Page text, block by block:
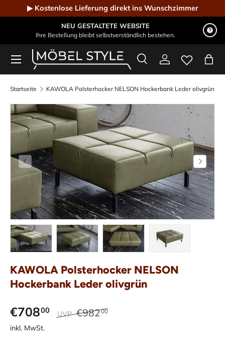
Direkt zum Inhalt
▶ Kostenlose Lieferung direkt ins Wunschzimmer
NEU GESTALTETE WEBSITE
Ihre Bestellung bleibt selbstverständlich bestehen.
Möbel Style - Der Online-Shop für Designmöbel
Suchen
SucheEinloggen
Menü
Startseite KAWOLA Polsterhocker NELSON Hockerbank Leder olivgrün
Vorherige Nächste
Bild 1 in Galerieansicht laden
Bild 2 in Galerieansicht laden
Bild 3 in Galerieansicht laden
Bild 4 in
KAWOLA Polsterhocker NELSON
Hockerbank Leder olivgrün
€70800 UVP €98200
inkl. MwSt.